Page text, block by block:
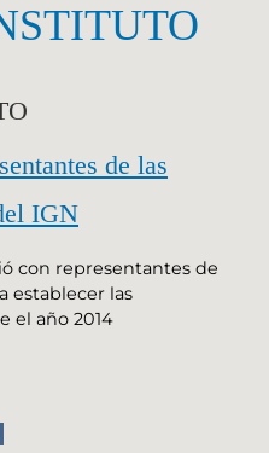
de las
IGN
con representantes de
establecer las
el año 2014